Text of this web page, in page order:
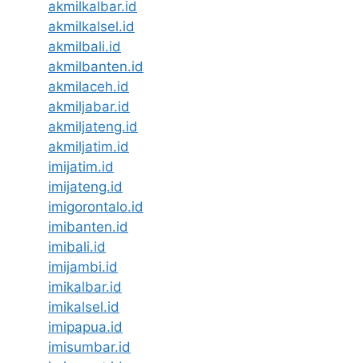
akmilkalbar.id
akmilkalsel.id
akmilbali.id
akmilbanten.id
akmilaceh.id
akmiljabar.id
akmiljateng.id
akmiljatim.id
imijatim.id
imijateng.id
imigorontalo.id
imibanten.id
imibali.id
imijambi.id
imikalbar.id
imikalsel.id
imipapua.id
imisumbar.id